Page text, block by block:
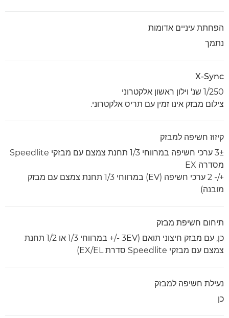
הפחתת עיניים אדומות
נתמך
X-Sync
1/250 שנ' וילון ראשון אלקטרוני
צילום מבזק אינו זמין עם תריס אלקטרוני.
קיזוז חשיפה למבזק
3± ערכי חשיפה במרווחי 1/3 תחנת צמצם עם מבזקי Speedlite
מסדרה EX
+/- 2 ערכי חשיפה (EV) במרווחי 1/3 תחנת צמצם עם מבזק
מובנה)
תיחום חשיפת מבזק
כן, עם מבזק חיצוני תואם (‎+/- 3EV במרווחי 1/3 או 1/2 תחנת
צמצם עם מבזקי Speedlite סדרת EX/EL)
נעילת חשיפה למבזק
כן